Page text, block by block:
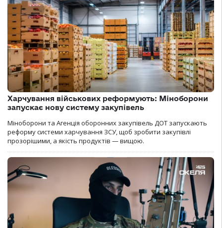
Харчування військових реформують: Міноборони
запускає нову систему закупівель
Міноборони та Агенція оборонних закупівель ДОТ запускають
реформу системи харчування ЗСУ, щоб зробити закупівлі
прозорішими, а якість продуктів — вищою.